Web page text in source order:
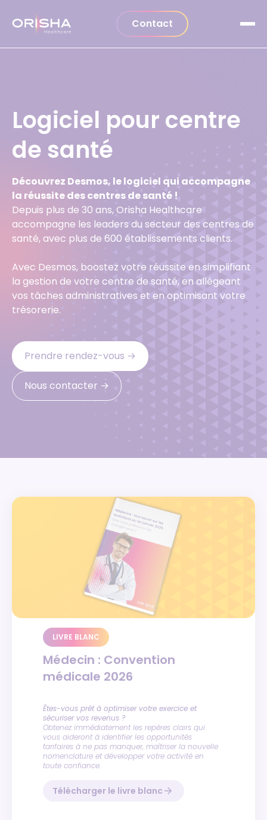
Contact
Logiciel pour centre
de santé
Découvrez Desmos, le logiciel qui accompagne
la réussite des centres de santé !
Depuis plus de 30 ans, Orisha Healthcare
accompagne les leaders du secteur des centres de
santé, avec plus de 600 établissements clients.
Avec Desmos, boostez votre réussite en simplifiant
la gestion de votre centre de santé, en allégeant
vos tâches administratives et en optimisant votre
trésorerie.
Prendre rendez-vous ‭→
Nous contacter ‭→
WEBINAIRE 19/03
Pilotez vos centres de santé
en toute simplicité
Un pilotage plus efficient de vos centres de santé
optimisez, pilotez.
Statistiques personnalisées,
indicateurs de performance,
mutualisation des fonctions…
Tout est là pour piloter efficacement et gagner en
LIVRE BLANC
Médecin : Convention
médicale 2026
Êtes-vous prêt à optimiser votre exercice et
sécuriser vos revenus ?
Obtenez immédiatement les repères clairs qui
vous aideront à identifier les opportunités
tarifaires à ne pas manquer, maîtriser la nouvelle
nomenclature et développer votre activité en
toute confiance.
Télécharger le livre blanc